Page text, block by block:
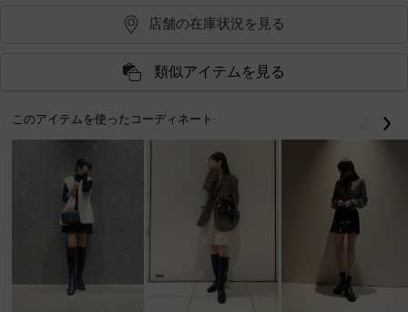
店舗の在庫状況を見る
類似アイテムを見る
このアイテムを使ったコーディネート: 戻る